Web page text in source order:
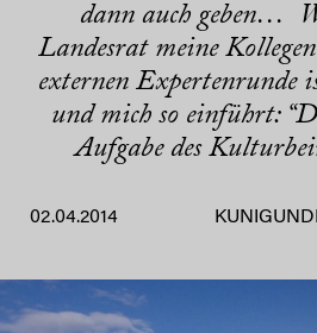
dann auch geben…
Landesrat meine
externen Expertenrunde
und mich so einführt:
Aufgabe des
02.04.2014